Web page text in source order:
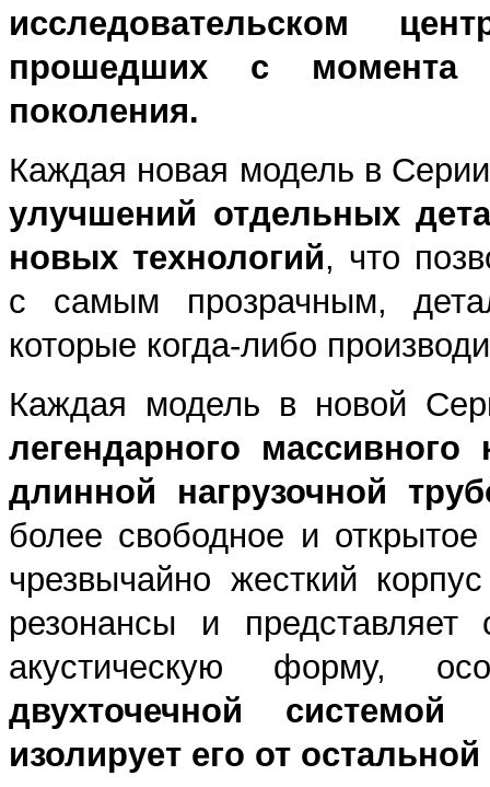
исследовательском
прошедших с момента
поколения.
Каждая новая модель в
улучшений отдельных
новых технологий, что
с самым прозрачным,
которые когда-либо
Каждая модель в новой
легендарного массивного
длинной нагрузочной
более свободное и
чрезвычайно жесткий
резонансы и
акустическую форму,
двухточечной системой
изолирует его от